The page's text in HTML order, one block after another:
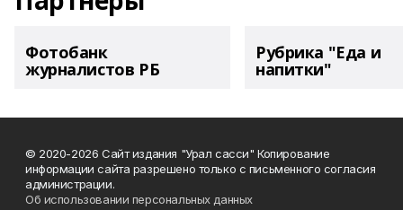
Фотобанк
журналистов РБ
Рубрика "Еда и
напитки"
© 2020-2026 Сайт издания "Урал сасси" Копирование
информации сайта разрешено только с письменного согласия
администрации.
Об использовании персональных данных